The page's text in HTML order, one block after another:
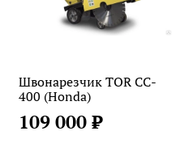
Швонарезчик TOR CC-
400 (Honda)
109 000 ₽